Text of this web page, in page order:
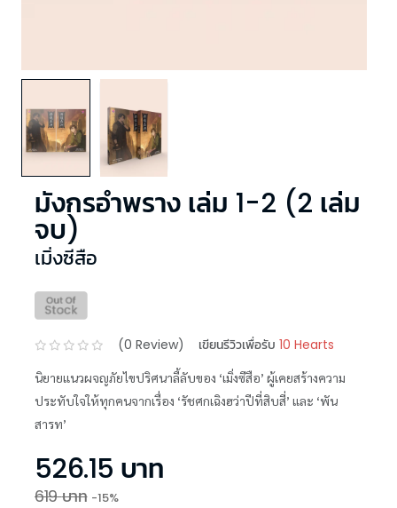
มังกรอำพราง เล่ม 1-2 (2 เล่ม
จบ)
เมิ่งซีสือ
(0 Review) เขียนรีวิวเพื่อรับ 10 Hearts
นิยายแนวผจญภัยไขปริศนาลี้ลับของ ‘เมิ่งซีสือ’ ผู้เคยสร้างความ
ประทับใจให้ทุกคนจากเรื่อง ‘รัชศกเฉิงฮว่าปีที่สิบสี่’ และ ‘พัน
สารท’
526.15 บาท
619บาท -15%